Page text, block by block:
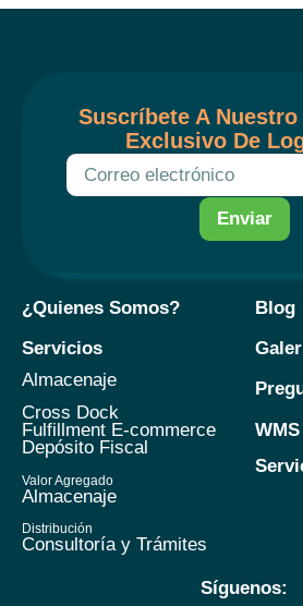
Suscríbete A
Exclusivo De
Enviar
¿Quienes Somos?
Servicios
Almacenaje
Cross Dock
Fulfillment E-commerce
Depósito Fiscal
Valor Agregado
Almacenaje
Distribución
Consultoría y Trámites
Blog
WMS
Síguenos: